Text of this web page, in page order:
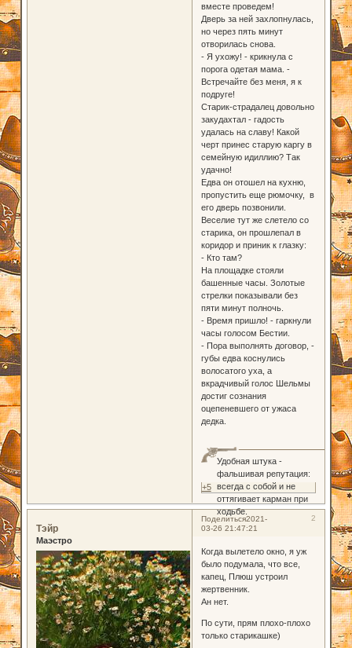
вместе проведем!
Дверь за ней захлопнулась,
но через пять минут
отворилась снова.
- Я ухожу! - крикнула с
порога одетая мама. -
Встречайте без меня, я к
подруге!
Старик-страдалец довольно
закудахтал - гадость
удалась на славу! Какой
черт принес старую каргу в
семейную идиллию? Так
удачно!
Едва он отошел на кухню,
пропустить еще рюмочку, в
его дверь позвонили.
Веселие тут же слетело со
старика, он прошлепал в
коридор и приник к глазку:
- Кто там?
На площадке стояли
башенные часы. Золотые
стрелки показывали без
пяти минут полночь.
- Время пришло! - гаркнули
часы голосом Бестии.
- Пора выполнять договор, -
губы едва коснулись
волосатого уха, а
вкрадчивый голос Шельмы
достиг сознания
оцепеневшего от ужаса
дедка.
Удобная штука -
фальшивая репутация:
всегда с собой и не
оттягивает карман при
ходьбе.
+5
Поделиться 2
2021-
03-26 21:47:21
Тэйр
Маэстро
Когда вылетело окно, я уж
было подумала, что все,
капец, Плюш устроил
жертвенник.
Ан нет.
По сути, прям плохо-плохо
только старикашке)